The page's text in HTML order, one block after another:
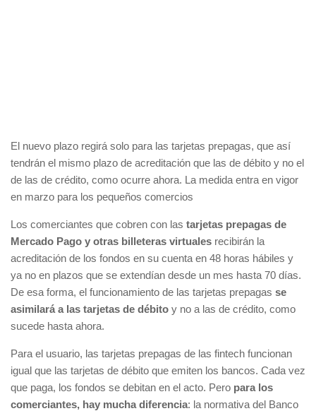
El nuevo plazo regirá solo para las tarjetas prepagas, que así
tendrán el mismo plazo de acreditación que las de débito y no el
de las de crédito, como ocurre ahora. La medida entra en vigor
en marzo para los pequeños comercios
Los comerciantes que cobren con las tarjetas prepagas de
Mercado Pago y otras billeteras virtuales recibirán la
acreditación de los fondos en su cuenta en 48 horas hábiles y
ya no en plazos que se extendían desde un mes hasta 70 días.
De esa forma, el funcionamiento de las tarjetas prepagas se
asimilará a las tarjetas de débito y no a las de crédito, como
sucede hasta ahora.
Para el usuario, las tarjetas prepagas de las fintech funcionan
igual que las tarjetas de débito que emiten los bancos. Cada vez
que paga, los fondos se debitan en el acto. Pero para los
comerciantes, hay mucha diferencia: la normativa del Banco